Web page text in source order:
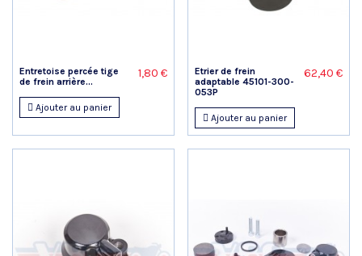
Entretoise percée tige
de frein arrière...
1,80 €
Ajouter au panier
Etrier de frein
adaptable 45101-300-
053P
62,40 €
Ajouter au panier